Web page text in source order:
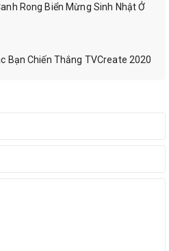
Rong Biển Mừng Sinh Nhật Ở
Bạn Chiến Thắng TVCreate 2020